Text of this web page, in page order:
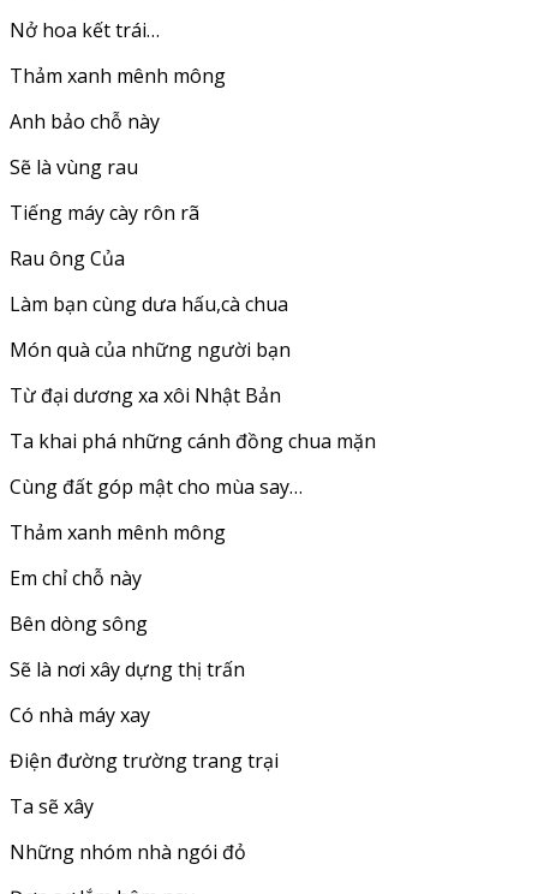
Nở hoa kết trái…
Thảm xanh mênh mông
Anh bảo chỗ này
Sẽ là vùng rau
Tiếng máy cày rôn rã
Rau ông Của
Làm bạn cùng dưa hấu,cà chua
Món quà của những người bạn
Từ đại dương xa xôi Nhật Bản
Ta khai phá những cánh đồng chua mặn
Cùng đất góp mật cho mùa say…
Thảm xanh mênh mông
Em chỉ chỗ này
Bên dòng sông
Sẽ là nơi xây dựng thị trấn
Có nhà máy xay
Điện đường trường trang trại
Ta sẽ xây
Những nhóm nhà ngói đỏ